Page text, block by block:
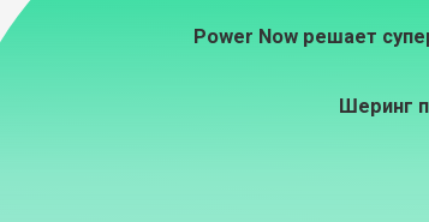
Power Now решает
Шеринг